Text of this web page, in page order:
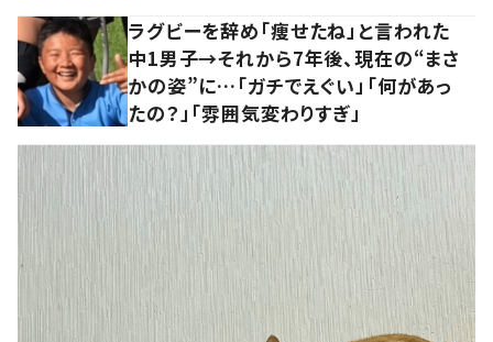
ラグビーを辞め「痩せたね」と言われた
中1男子→それから7年後、現在の“まさ
かの姿”に…「ガチでえぐい」「何があっ
たの？」「雰囲気変わりすぎ」